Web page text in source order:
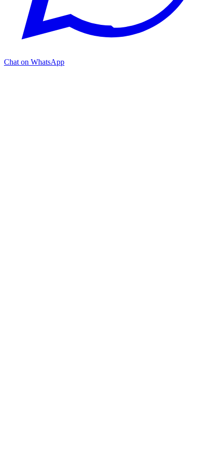
Chat on WhatsApp